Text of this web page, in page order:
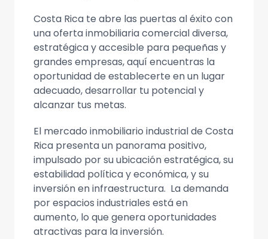
Costa Rica te abre las puertas al éxito con
una oferta inmobiliaria comercial diversa,
estratégica y accesible para pequeñas y
grandes empresas, aquí encuentras la
oportunidad de establecerte en un lugar
adecuado, desarrollar tu potencial y
alcanzar tus metas.
El mercado inmobiliario industrial de Costa
Rica presenta un panorama positivo,
impulsado por su ubicación estratégica, su
estabilidad política y económica, y su
inversión en infraestructura. La demanda
por espacios industriales está en
aumento, lo que genera oportunidades
atractivas para la inversión.